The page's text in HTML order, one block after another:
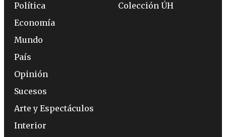
Política
Economía
Mundo
País
Opinión
Sucesos
Arte y Espectáculos
Interior
Colección ÚH